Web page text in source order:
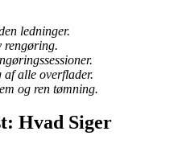
ledninger.
rengøring.
alle overflader.
og ren tømning.
Hvad Siger